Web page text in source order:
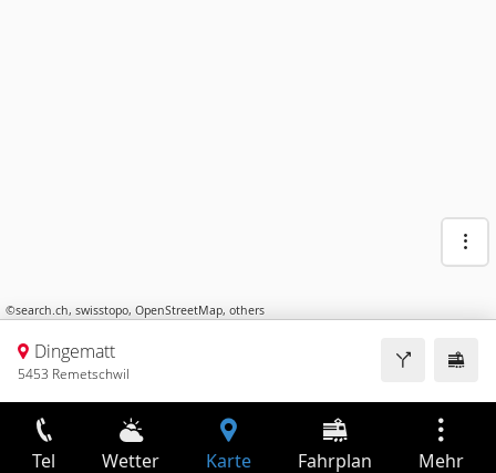
©search.ch, swisstopo, OpenStreetMap, others
Dingematt
5453 Remetschwil
Tel Wetter Karte Fahrplan Mehr